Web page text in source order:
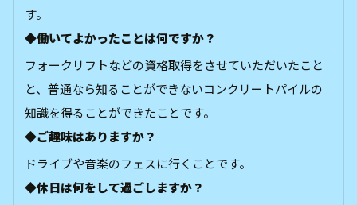
す。
◆働いてよかったことは何ですか？
フォークリフトなどの資格取得をさせていただいたこと
と、普通なら知ることができないコンクリートパイルの
知識を得ることができたことです。
◆ご趣味はありますか？
ドライブや音楽のフェスに行くことです。
◆休日は何をして過ごしますか？